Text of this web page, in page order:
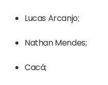
Lucas Arcanjo;
Nathan Mendes;
Cacá;